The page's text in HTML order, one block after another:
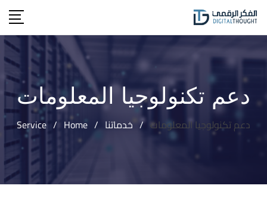
دعم تكنولوجيا المعلومات
دعم تكنولوجيا المعلومات / خدماتنا /
Service / Home